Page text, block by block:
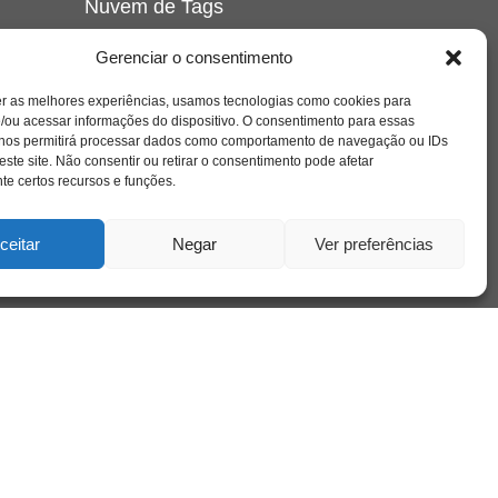
Gerenciar o consentimento
as melhores experiências, usamos tecnologias como cookies para
ou acessar informações do dispositivo. O consentimento para essas
permitirá processar dados como comportamento de navegação ou IDs
site. Não consentir ou retirar o consentimento pode afetar
certos recursos e funções.
Negar Ver preferências
Nuvem de Tags
crianca cuidado cultura depressao
educação família filme
freud infância insight jung liberdade livro
loucura luto maternidade
psicologia relato